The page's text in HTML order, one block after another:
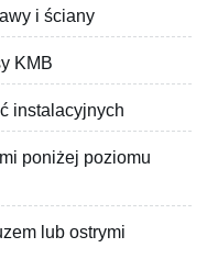
i ściany
KMB
instalacyjnych
poniżej poziomu
lub ostrymi